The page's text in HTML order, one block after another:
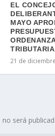
EL
MAYO
21 de
será